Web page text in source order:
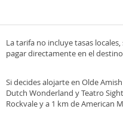
La tarifa no incluye tasas
pagar directamente en el
Si decides alojarte en Olde
Dutch Wonderland y Teatro
Rockvale y a 1 km de American